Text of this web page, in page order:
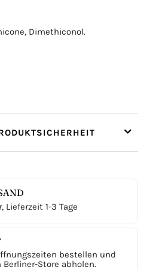
Dimethiconol.
Lieferzeit 1-3 Tage
bestellen und
Store abholen.